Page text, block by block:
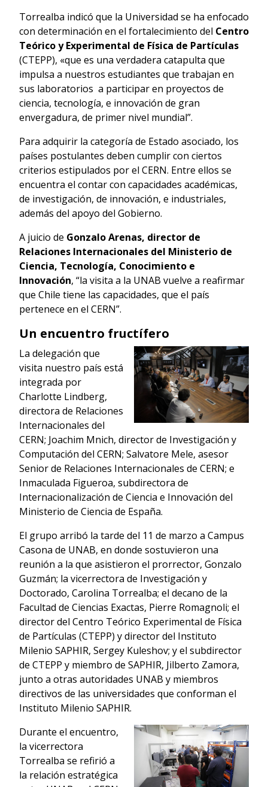
Torrealba indicó que la Universidad se ha enfocado
con determinación en el fortalecimiento del Centro
Teórico y Experimental de Física de Partículas
(CTEPP), «que es una verdadera catapulta que
impulsa a nuestros estudiantes que trabajan en
sus laboratorios a participar en proyectos de
ciencia, tecnología, e innovación de gran
envergadura, de primer nivel mundial”.
Para adquirir la categoría de Estado asociado, los
países postulantes deben cumplir con ciertos
criterios estipulados por el CERN. Entre ellos se
encuentra el contar con capacidades académicas,
de investigación, de innovación, e industriales,
además del apoyo del Gobierno.
A juicio de Gonzalo Arenas, director de
Relaciones Internacionales del Ministerio de
Ciencia, Tecnología, Conocimiento e
Innovación, “la visita a la UNAB vuelve a reafirmar
que Chile tiene las capacidades, que el país
pertenece en el CERN”.
Un encuentro fructífero
La delegación que
visita nuestro país está
integrada por
Charlotte Lindberg,
directora de Relaciones
Internacionales del
CERN; Joachim Mnich, director de Investigación y
Computación del CERN; Salvatore Mele, asesor
Senior de Relaciones Internacionales de CERN; e
Inmaculada Figueroa, subdirectora de
Internacionalización de Ciencia e Innovación del
Ministerio de Ciencia de España.
El grupo arribó la tarde del 11 de marzo a Campus
Casona de UNAB, en donde sostuvieron una
reunión a la que asistieron el prorrector, Gonzalo
Guzmán; la vicerrectora de Investigación y
Doctorado, Carolina Torrealba; el decano de la
Facultad de Ciencias Exactas, Pierre Romagnoli; el
director del Centro Teórico Experimental de Física
de Partículas (CTEPP) y director del Instituto
Milenio SAPHIR, Sergey Kuleshov; y el subdirector
de CTEPP y miembro de SAPHIR, Jilberto Zamora,
junto a otras autoridades UNAB y miembros
directivos de las universidades que conforman el
Instituto Milenio SAPHIR.
Durante el encuentro,
la vicerrectora
Torrealba se refirió a
la relación estratégica